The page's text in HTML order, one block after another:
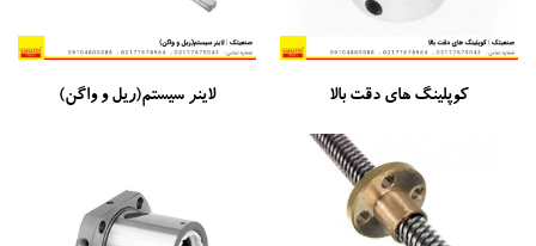
کوپلینگ های دقت بالا لاینر سیستم(ریل و واگن)